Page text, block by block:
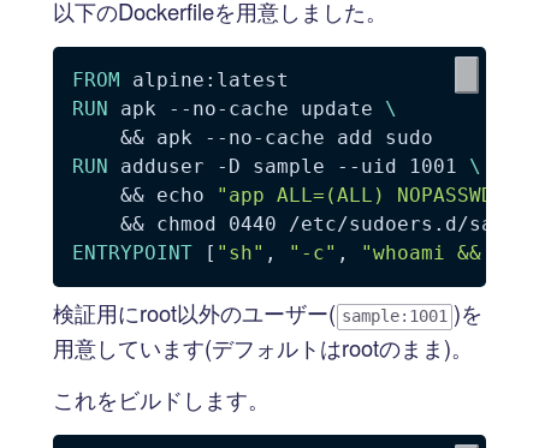
以下のDockerfileを用意しました。
FROM
alpine:latest
RUN
apk --no-cache update \
    && apk --no-cache add sudo
RUN
adduser -D sample --uid 1001 \
    && echo
"app ALL=(ALL) NOPASSWD:
&& chmod 0440 /etc/sudoers.d/
ENTRYPOINT [ "sh" , "-c" , "whoami &&
検証用にroot以外のユーザー( sample:1001 )を
用意しています(デフォルトはrootのまま)。
これをビルドします。